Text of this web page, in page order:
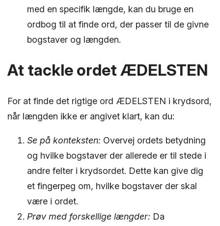
med en specifik længde, kan du bruge en
ordbog til at finde ord, der passer til de givne
bogstaver og længden.
At tackle ordet ÆDELSTEN
For at finde det rigtige ord ÆDELSTEN i krydsord,
når længden ikke er angivet klart, kan du:
Se på konteksten: Overvej ordets betydning
og hvilke bogstaver der allerede er til stede i
andre felter i krydsordet. Dette kan give dig
et fingerpeg om, hvilke bogstaver der skal
være i ordet.
Prøv med forskellige længder: Da